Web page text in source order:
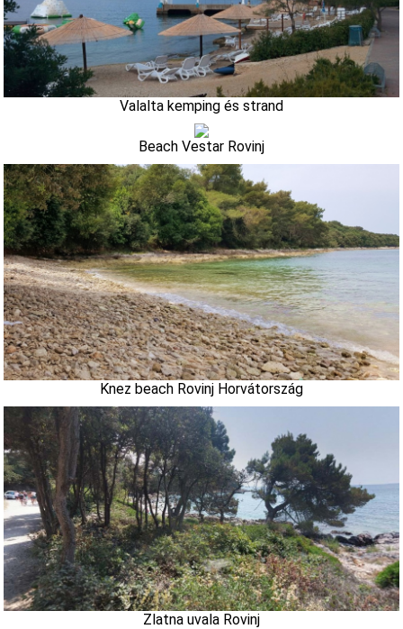
Valalta kemping és strand
Beach Vestar Rovinj
Knez beach Rovinj Horvátország
Zlatna uvala Rovinj